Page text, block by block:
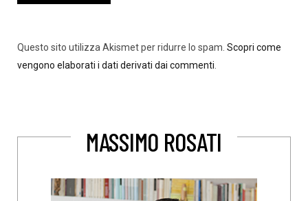
Questo sito utilizza Akismet per ridurre lo spam. Scopri come
vengono elaborati i dati derivati dai commenti
MASSIMO ROSATI